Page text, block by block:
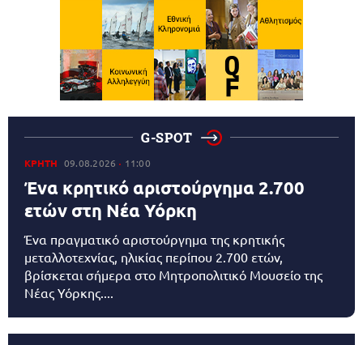
G-SPOT
ΚΡΗΤΗ 09.08.2026 11:00
Ένα κρητικό αριστούργημα 2.700
ετών στη Νέα Υόρκη
Ένα πραγματικό αριστούργημα της κρητικής
μεταλλοτεχνίας, ηλικίας περίπου 2.700 ετών,
βρίσκεται σήμερα στο Μητροπολιτικό Μουσείο της
Νέας Υόρκης....